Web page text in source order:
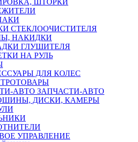
ШТОРКИ
СТЕКЛООЧИСТИТЕЛЯ
НАКИДКИ
ГЛУШИТЕЛЯ
НА РУЛЬ
ДЛЯ КОЛЕС
ЗАПЧАСТИ-АВТО
ДИСКИ, КАМЕРЫ
УПРАВЛЕНИЕ